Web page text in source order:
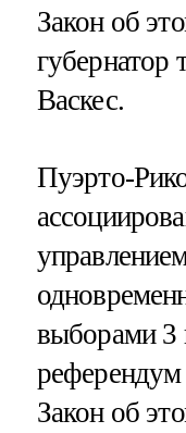
Закон об
губернатор
Васкес.
Пуэрто-
выборами 3
референдум
Закон об